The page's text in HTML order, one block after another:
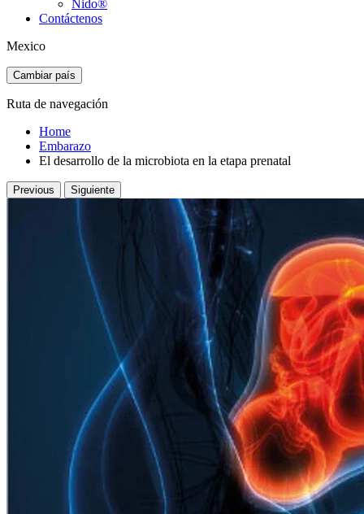
Nido®
Contáctenos
Mexico
Cambiar país
Ruta de navegación
Home
Embarazo
El desarrollo de la microbiota en la etapa prenatal
Previous Siguiente